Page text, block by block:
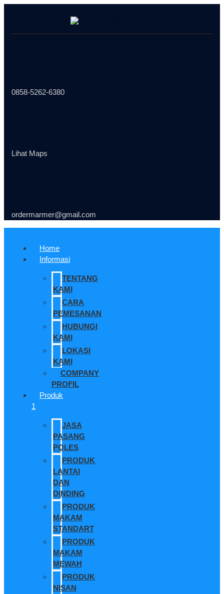
0858-5262-6380
Lihat Maps
ordermarmer@gmail.com
Home
Informasi
TENTANG
KAMI
CARA
PEMESANAN
HUBUNGI
KAMI
LOKASI
KAMI
COMPANY
PROFIL
Produk
1
JASA
PASANG
POLES
PRODUK
LANTAI
DAN
DINDING
PRODUK
MAKAM
STANDART
PRODUK
MAKAM
MEWAH
PRODUK
NISAN